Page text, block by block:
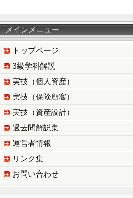
メインメニュー
トップページ
3級学科解説
実技（個人資産）
実技（保険顧客）
実技（資産設計）
過去問解説集
運営者情報
リンク集
お問い合わせ